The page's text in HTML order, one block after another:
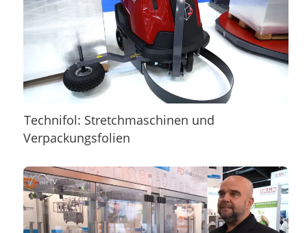
Technifol: Stretchmaschinen und
Verpackungsfolien